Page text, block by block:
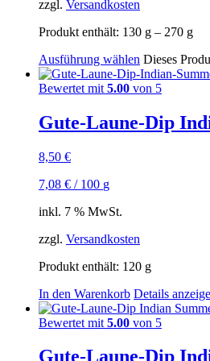
zzgl. Versandkosten
Produkt enthält: 130 g – 270 g
Ausführung wählen Dieses
Bewertet mit 5.00 von 5
Gute-Laune-Dip
8,50 €
7,08 € / 100 g
inkl. 7 % MwSt.
zzgl. Versandkosten
Produkt enthält: 120 g
In den Warenkorb Details
Bewertet mit 5.00 von 5
Gute-Laune-Dip